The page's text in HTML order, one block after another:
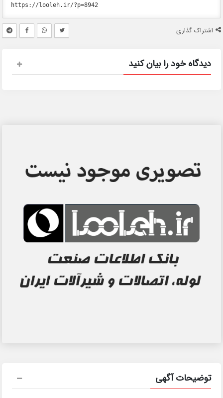
اشتراک گذاری
دیدگاه خود را بیان کنید
توضیحات آگهی